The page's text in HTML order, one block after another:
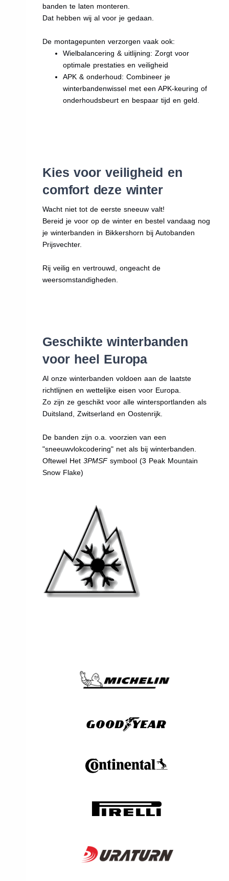
banden te laten monteren.
Dat hebben wij al voor je gedaan.
De montagepunten verzorgen vaak ook:
Wielbalancering & uitlijning: Zorgt voor
optimale prestaties en veiligheid
APK & onderhoud: Combineer je
winterbandenwissel met een APK-keuring of
onderhoudsbeurt en bespaar tijd en geld.
Kies voor veiligheid en
comfort deze winter
Wacht niet tot de eerste sneeuw valt!
Bereid je voor op de winter en bestel vandaag nog
je winterbanden in Bikkershorn bij Autobanden
Prijsvechter.
Rij veilig en vertrouwd, ongeacht de
weersomstandigheden.
Geschikte winterbanden
voor heel Europa
Al onze winterbanden voldoen aan de laatste
richtlijnen en wettelijke eisen voor Europa.
Zo zijn ze geschikt voor alle wintersportlanden als
Duitsland, Zwitserland en Oostenrijk.
De banden zijn o.a. voorzien van een
"sneeuwvlokcodering" net als bij winterbanden.
Oftewel Het3PMSFsymbool (3 Peak Mountain
Snow Flake)